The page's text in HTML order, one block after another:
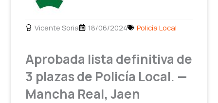
Vicente Soria 18/06/2024 Policía Local
Aprobada lista definitiva de
3 plazas de Policía Local. —
Mancha Real, Jaen